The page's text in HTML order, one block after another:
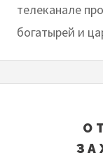
телеканале
богатырей и